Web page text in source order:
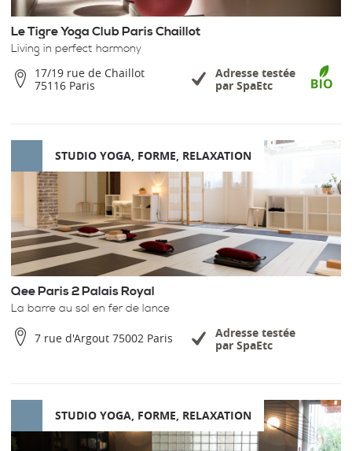
Le Tigre Yoga Club Paris Chaillot
Living in perfect harmony
17/19 rue de Chaillot
75116 Paris
Adresse testée
par SpaEtc
STUDIO YOGA, FORME, RELAXATION
Qee Paris 2 Palais Royal
La barre au sol en fer de lance
7 rue d'Argout 75002 Paris
Adresse testée
par SpaEtc
STUDIO YOGA, FORME, RELAXATION